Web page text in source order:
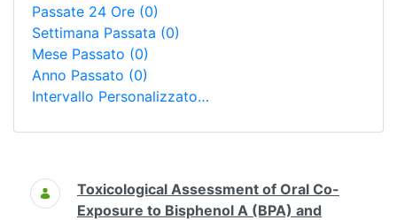
Passate 24 Ore (0)
Settimana Passata (0)
Mese Passato (0)
Anno Passato (0)
Intervallo Personalizzato…
Ricerca
Toxicological Assessment of Oral Co-
Exposure to Bisphenol A (BPA) and